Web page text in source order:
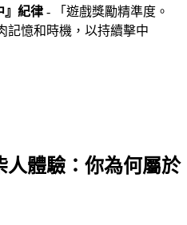
』紀律 - 「遊戲獎勵精準度。
記憶和時機，以持續擊中
人體驗：你為何屬於